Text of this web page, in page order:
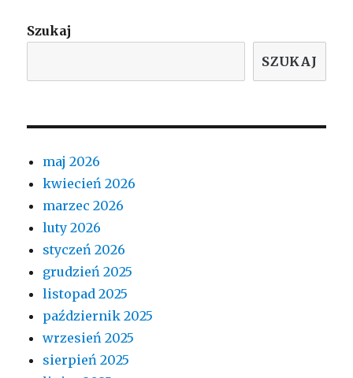
Szukaj
SZUKAJ
maj 2026
kwiecień 2026
marzec 2026
luty 2026
styczeń 2026
grudzień 2025
listopad 2025
październik 2025
wrzesień 2025
sierpień 2025